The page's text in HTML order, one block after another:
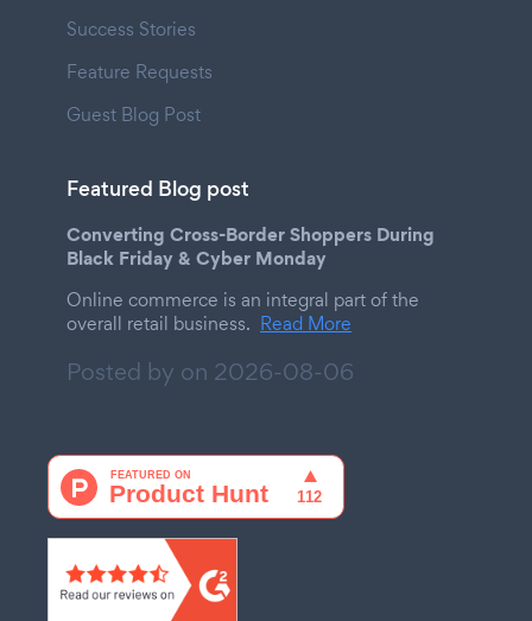
Success Stories
Feature Requests
Guest Blog Post
Featured Blog post
Converting Cross-Border Shoppers During
Black Friday & Cyber Monday
Online commerce is an integral part of the
overall retail business. Read More
Posted by on 2026-08-06